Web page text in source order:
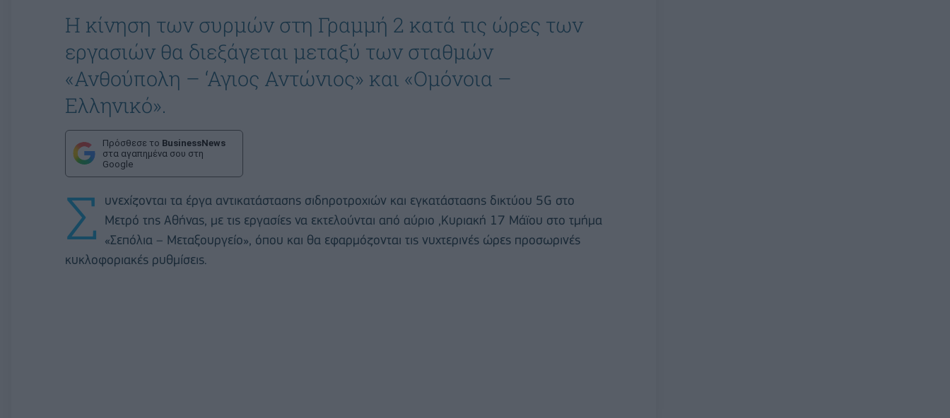
Η κίνηση των συρμών στη Γραμμή 2 κατά τις ώρες των
εργασιών θα διεξάγεται μεταξύ των σταθμών
«Ανθούπολη – ‘Αγιος Αντώνιος» και «Ομόνοια –
Ελληνικό».
Πρόσθεσε το BusinessNews
στα αγαπημένα σου στη
Google
Σ
υνεχίζονται τα έργα αντικατάστασης σιδηροτροχιών και εγκατάστασης δικτύου 5G στο
Μετρό της Αθήνας, με τις εργασίες να εκτελούνται από αύριο ,Κυριακή 17 Μάϊου στο τμήμα
«Σεπόλια – Μεταξουργείο», όπου και θα εφαρμόζονται τις νυχτερινές ώρες προσωρινές
κυκλοφοριακές ρυθμίσεις.